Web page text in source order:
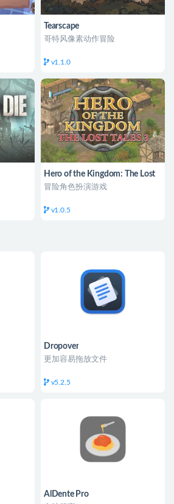
Tearscape
哥特风像素动作冒险
v1.1.0
Hero of the Kingdom: The Lost
Tales 3 王国英雄
冒险角色扮演游戏
v1.0.5
Dropover
更加容易拖放文件
v5.2.5
AlDente Pro